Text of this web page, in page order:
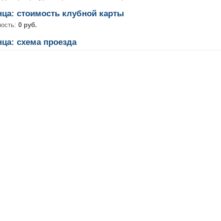
стоимость клубной карты
0 руб.
схема проезда